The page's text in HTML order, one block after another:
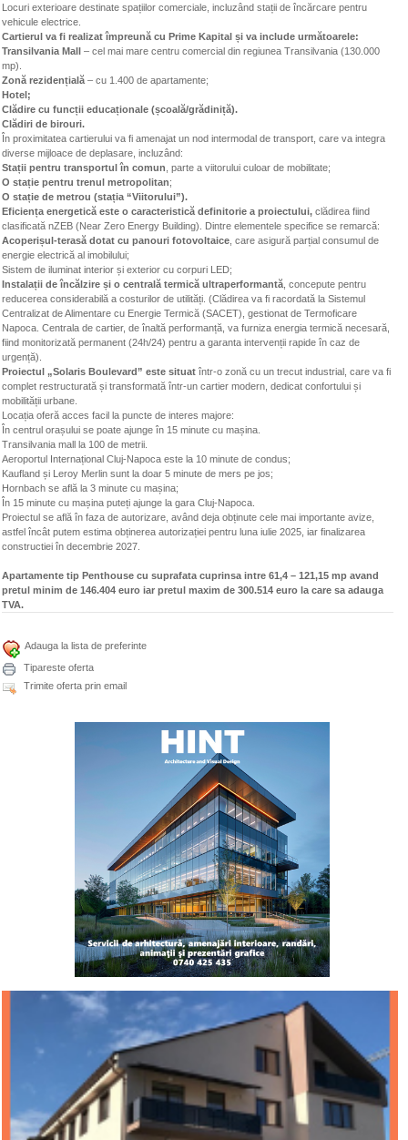
Locuri exterioare destinate spațiilor comerciale, incluzând stații de încărcare pentru
vehicule electrice.
Cartierul va fi realizat împreună cu Prime Kapital și va include următoarele:
Transilvania Mall – cel mai mare centru comercial din regiunea Transilvania (130.000
mp).
Zonă rezidențială – cu 1.400 de apartamente;
Hotel;
Clădire cu funcții educaționale (școală/grădiniță).
Clădiri de birouri.
În proximitatea cartierului va fi amenajat un nod intermodal de transport, care va integra
diverse mijloace de deplasare, incluzând:
Stații pentru transportul în comun , parte a viitorului culoar de mobilitate;
O stație pentru trenul metropolitan;
O stație de metrou (stația “Viitorului”).
Eficiența energetică este o caracteristică definitorie a proiectului, clădirea fiind
clasificată nZEB (Near Zero Energy Building). Dintre elementele specifice se remarcă:
Acoperișul-terasă dotat cu panouri fotovoltaice , care asigură parțial consumul de
energie electrică al imobilului;
Sistem de iluminat interior și exterior cu corpuri LED;
Instalații de încălzire și o centrală termică ultraperformantă , concepute pentru
reducerea considerabilă a costurilor de utilități. (Clădirea va fi racordată la Sistemul
Centralizat de Alimentare cu Energie Termică (SACET), gestionat de Termoficare
Napoca. Centrala de cartier, de înaltă performanță, va furniza energia termică necesară,
fiind monitorizată permanent (24h/24) pentru a garanta intervenții rapide în caz de
urgență).
Proiectul „Solaris Boulevard” este situat într-o zonă cu un trecut industrial, care va fi
complet restructurată și transformată într-un cartier modern, dedicat confortului și
mobilității urbane.
Locația oferă acces facil la puncte de interes majore:
În centrul orașului se poate ajunge în 15 minute cu mașina.
Transilvania mall la 100 de metrii.
Aeroportul Internațional Cluj-Napoca este la 10 minute de condus;
Kaufland și Leroy Merlin sunt la doar 5 minute de mers pe jos;
Hornbach se află la 3 minute cu mașina;
În 15 minute cu mașina puteți ajunge la gara Cluj-Napoca.
Proiectul se află în faza de autorizare, având deja obținute cele mai importante avize,
astfel încât putem estima obținerea autorizației pentru luna iulie 2025, iar finalizarea
constructiei în decembrie 2027.
Apartamente tip Penthouse cu suprafata cuprinsa intre 61,4 – 121,15 mp avand
pretul minim de 146.404 euro iar pretul maxim de 300.514 euro la care sa adauga
TVA.
Adauga la lista de preferinte
Tipareste oferta
Trimite oferta prin email